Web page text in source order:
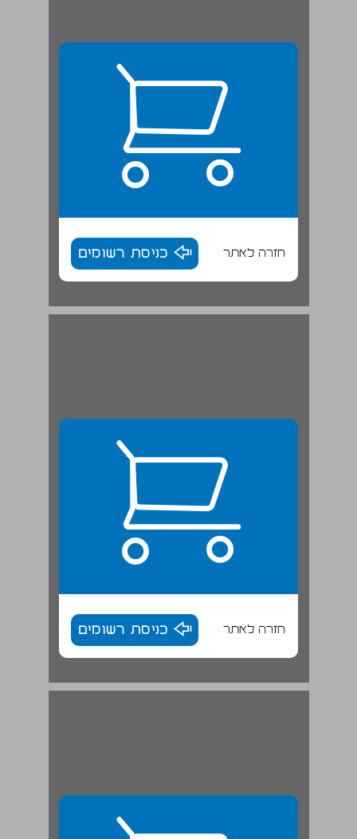
חזרה לאתר כניסת רשומים
חזרה לאתר כניסת רשומים